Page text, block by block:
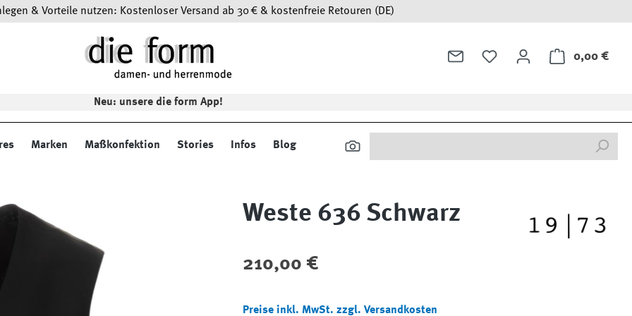
& Vorteile nutzen: Kostenloser Versand ab 30 € & kostenfreie Retouren (DE)
0,00 €
Neu: unsere die form App!
Marken Maßkonfektion Stories Infos Blog
Weste 636 Schwarz
Regulärer Preis:
210,00 €
Preise inkl. MwSt. zzgl. Versandkosten